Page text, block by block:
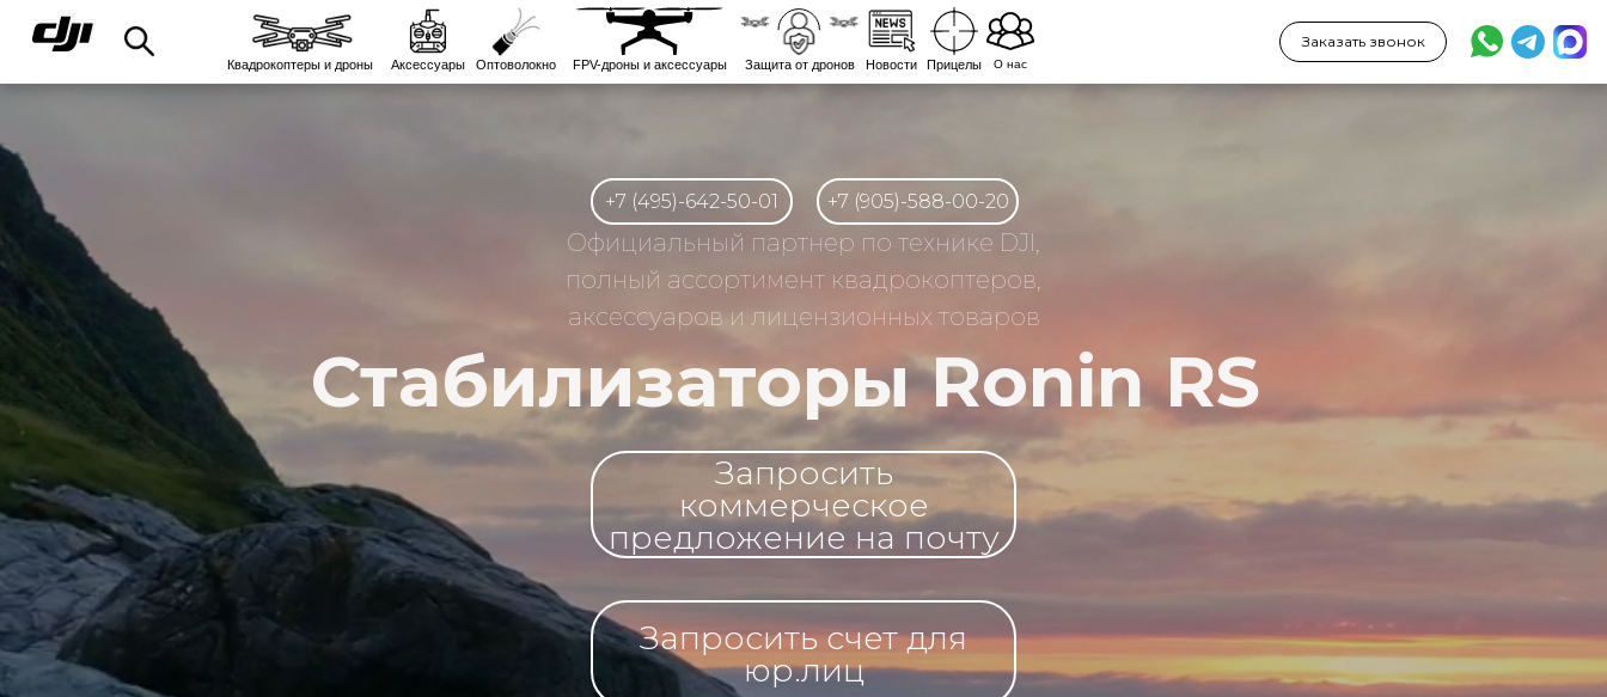
Заказать звонок
Квадрокоптеры и дроны Аксессуары Оптоволокно FPV-дроны и аксессуары Защита от дронов Новости Прицелы О нас
Стабилизаторы Ronin RS
Официальный партнер по технике DJI,
полный ассортимент квадрокоптеров,
аксессуаров и лицензионных товаров
Запросить
коммерческое
предложение на почту
Запросить счет для
юр.лиц
+7 (495)-642-50-01 +7 (905)-588-00-20